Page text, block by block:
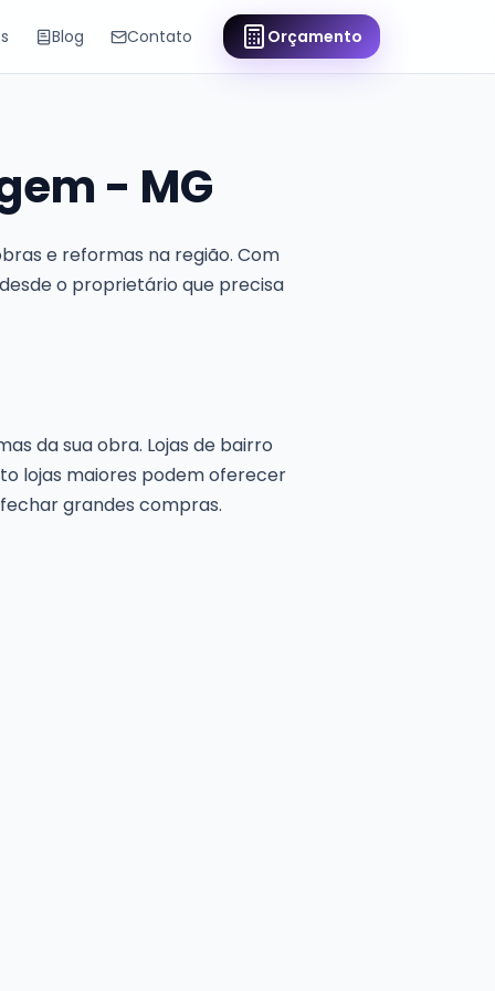
Blog Contato Orçamento
- MG
e reformas na região. Com
o proprietário que precisa
da sua obra. Lojas de bairro
lojas maiores podem oferecer
grandes compras.